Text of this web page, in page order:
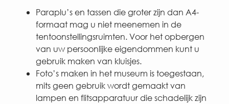
Paraplu’s en tassen die groter zijn dan A4-
formaat mag u niet meenemen in de
tentoonstellingsruimten. Voor het opbergen
van uw persoonlijke eigendommen kunt u
gebruik maken van kluisjes.
Foto’s maken in het museum is toegestaan,
mits geen gebruik wordt gemaakt van
lampen en flitsapparatuur die schadelijk zijn